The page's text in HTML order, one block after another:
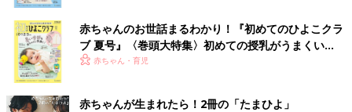
赤ちゃんのお世話まるわかり！『初めてのひよこクラ
ブ 夏号』〈巻頭大特集〉初めての授乳がうまくい
く！ おっぱい・ミルクの基本と夏のトラブル 解決テ
赤ちゃん・育児
赤ちゃんが生まれたら！2冊の「たまひよ」